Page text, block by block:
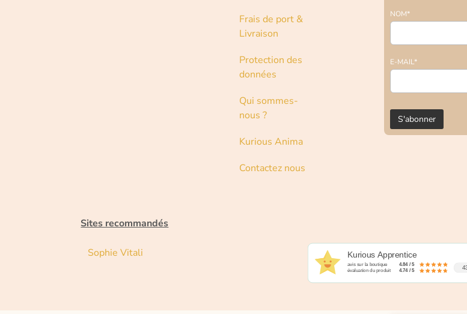
Frais de port &
Livraison
Protection des
données
Qui sommes-
nous ?
Kurious Anima
Contactez nous
NOM*
E-MAIL*
Sites recommandés
Sophie Vitali Kurious Apprentice
avis sur la boutique 4.84 / 5
évaluation du produit 4.74 / 5